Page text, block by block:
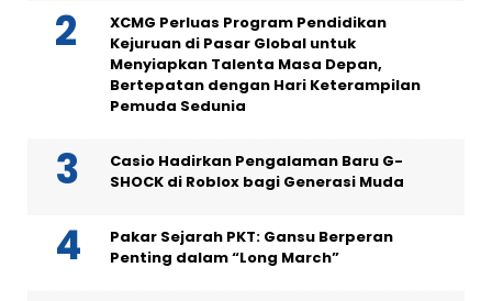
XCMG Perluas Program Pendidikan
Kejuruan di Pasar Global untuk
Menyiapkan Talenta Masa Depan,
Bertepatan dengan Hari Keterampilan
Pemuda Sedunia
Casio Hadirkan Pengalaman Baru G-
SHOCK di Roblox bagi Generasi Muda
Pakar Sejarah PKT: Gansu Berperan
Penting dalam “Long March”